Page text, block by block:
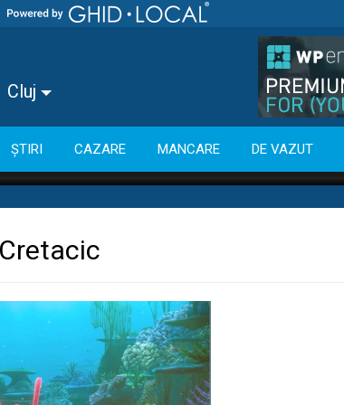
Cluj
ȘTIRI CAZARE MANCARE DE VAZUT
Cretacic